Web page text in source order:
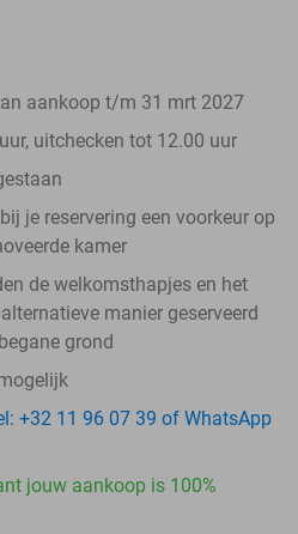
aankoop t/m 31 mrt 2027
uitchecken tot 12.00 uur
je reservering een voorkeur op
kamer
de welkomsthapjes en het
manier geserveerd
grond
+32 11 96 07 39 of WhatsApp
jouw aankoop is 100%